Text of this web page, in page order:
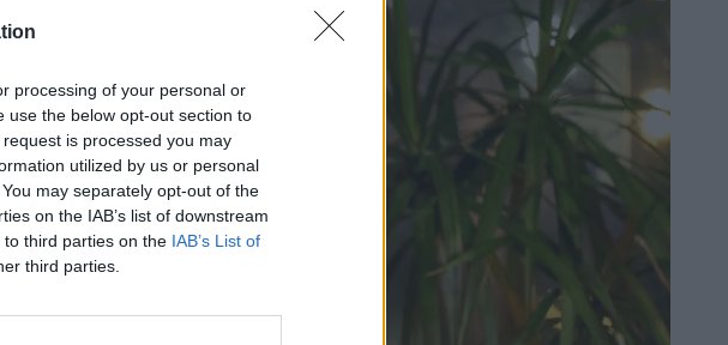
processing of your personal or
use the below opt-out section to
is processed you may
utilized by us or personal
may separately opt-out of the
on the IAB’s list of downstream
third parties on the IAB’s List of
third parties.